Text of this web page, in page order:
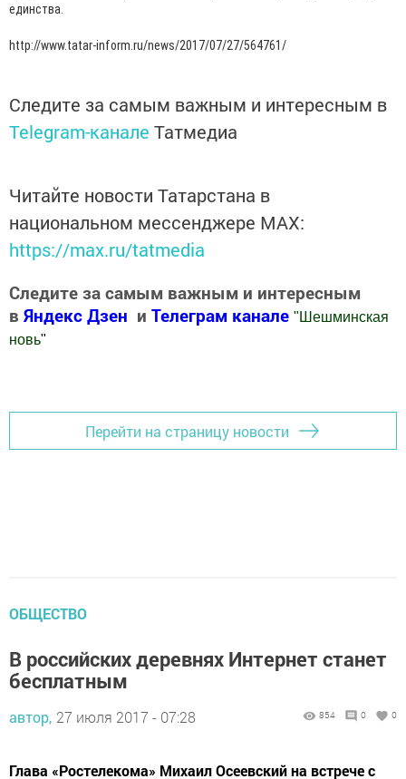
единства.
http://www.tatar-inform.ru/news/2017/07/27/564761/
Следите за самым важным и интересным в
Telegram-канале Татмедиа
Читайте новости Татарстана в
национальном мессенджере MАХ:
https://max.ru/tatmedia
Следите за самым важным и интересным
в Яндекс Дзен и Телеграм канале " Шешминская
новь"
Перейти на страницу новости
ОБЩЕСТВО
В российских деревнях Интернет станет
бесплатным
автор, 27 июля 2017 - 07:28 854 0 0
Глава «Ростелекома» Михаил Осеевский на встрече с